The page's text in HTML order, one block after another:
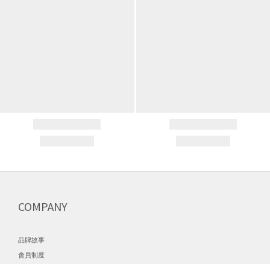
COMPANY
品牌故事
會員制度